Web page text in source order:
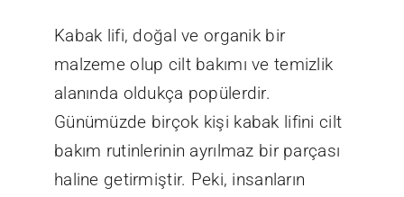
Kabak lifi, doğal ve organik bir
malzeme olup cilt bakımı ve temizlik
alanında oldukça popülerdir.
Günümüzde birçok kişi kabak lifini cilt
bakım rutinlerinin ayrılmaz bir parçası
haline getirmiştir. Peki, insanların